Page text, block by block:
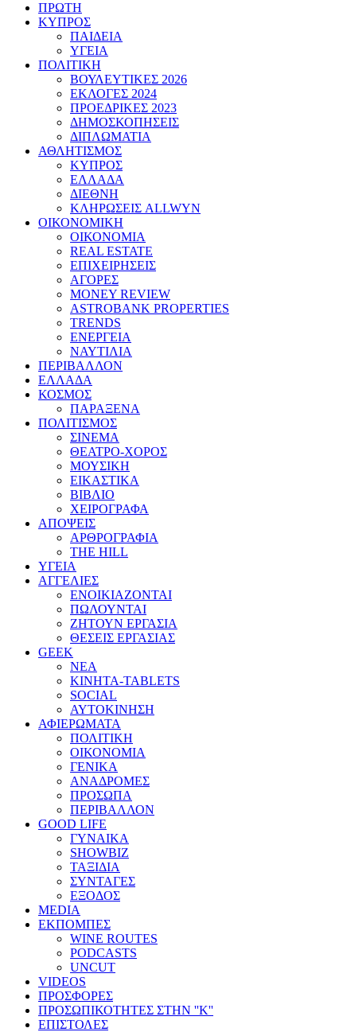
ΠΡΩΤΗ
ΚΥΠΡΟΣ
ΠΑΙΔΕΙΑ
ΥΓΕΙΑ
ΠΟΛΙΤΙΚΗ
ΒΟΥΛΕΥΤΙΚΕΣ 2026
ΕΚΛΟΓΕΣ 2024
ΠΡΟΕΔΡΙΚΕΣ 2023
ΔΗΜΟΣΚΟΠΗΣΕΙΣ
ΔΙΠΛΩΜΑΤΙΑ
ΑΘΛΗΤΙΣΜΟΣ
ΚΥΠΡΟΣ
ΕΛΛΑΔΑ
ΔΙΕΘΝΗ
ΚΛΗΡΩΣΕΙΣ ALLWYN
ΟΙΚΟΝΟΜΙΚΗ
ΟΙΚΟΝΟΜΙΑ
REAL ESTATE
ΕΠΙΧΕΙΡΗΣΕΙΣ
ΑΓΟΡΕΣ
MONEY REVIEW
ASTROBANK PROPERTIES
TRENDS
ΕΝΕΡΓΕΙΑ
ΝΑΥΤΙΛΙΑ
ΠΕΡΙΒΑΛΛΟΝ
ΕΛΛΑΔΑ
ΚΟΣΜΟΣ
ΠΑΡΑΞΕΝΑ
ΠΟΛΙΤΙΣΜΟΣ
ΣΙΝΕΜΑ
ΘΕΑΤΡΟ-ΧΟΡΟΣ
ΜΟΥΣΙΚΗ
ΕΙΚΑΣΤΙΚΑ
ΒΙΒΛΙΟ
ΧΕΙΡΟΓΡΑΦΑ
ΑΠΟΨΕΙΣ
ΑΡΘΡΟΓΡΑΦΙΑ
THE HILL
ΥΓΕΙΑ
ΑΓΓΕΛΙΕΣ
ΕΝΟΙΚΙΑΖΟΝΤΑΙ
ΠΩΛΟΥΝΤΑΙ
ΖΗΤΟΥΝ ΕΡΓΑΣΙΑ
ΘΕΣΕΙΣ ΕΡΓΑΣΙΑΣ
GEEK
ΝΕΑ
ΚΙΝΗΤΑ-TABLETS
SOCIAL
ΑΥΤΟΚΙΝΗΣΗ
ΑΦΙΕΡΩΜΑΤΑ
ΠΟΛΙΤΙΚΗ
ΟΙΚΟΝΟΜΙΑ
ΓΕΝΙΚΑ
ΑΝΑΔΡΟΜΕΣ
ΠΡΟΣΩΠΑ
ΠΕΡΙΒΑΛΛΟΝ
GOOD LIFE
ΓΥΝΑΙΚΑ
SHOWBIZ
ΤΑΞΙΔΙΑ
ΣΥΝΤΑΓΕΣ
ΕΞΟΔΟΣ
MEDIA
ΕΚΠΟΜΠΕΣ
WINE ROUTES
PODCASTS
UNCUT
VIDEOS
ΠΡΟΣΦΟΡΕΣ
ΠΡΟΣΩΠΙΚΟΤΗΤΕΣ ΣΤΗΝ ''Κ''
ΕΠΙΣΤΟΛΕΣ